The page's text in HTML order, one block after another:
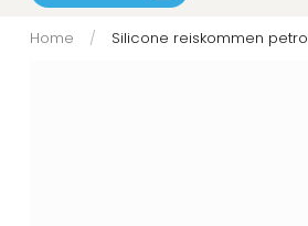
Home / Silicone reiskommen